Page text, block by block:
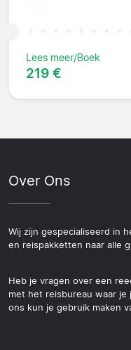
Lees meer/Boek
219 €
Over Ons
Wij zijn gespecialiseerd in
en reispakketten naar alle
Heb je vragen over een
met het reisbureau waar
ons kun je gebruik maken